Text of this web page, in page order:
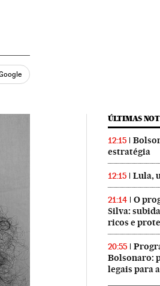
ÚLTIMAS
12:15
estratégia
12:15 Lula,
21:14
O
Silva:
ricos e
20:55
Bolsonaro:
legais para